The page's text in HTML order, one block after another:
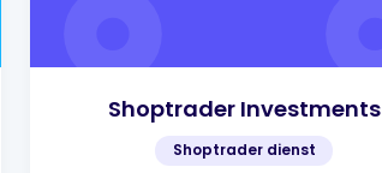
Shoptrader Investments
Shoptrader dienst